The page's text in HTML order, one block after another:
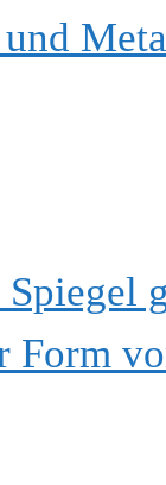
Spiegel
Form